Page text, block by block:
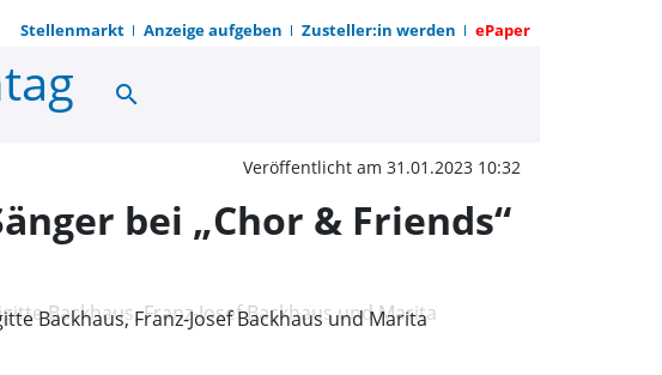
Stellenmarkt Anzeige aufgeben Zusteller:in werden ePaper
und Verabschiedung
search
Veröffentlicht am 31.01.2023 10:32
bei „Chor & Friends“
Backhaus, Franz-Josef Backhaus und Marita